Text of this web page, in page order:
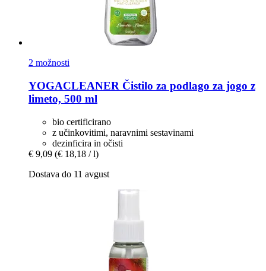
2 možnosti
YOGACLEANER Čistilo za podlago za jogo z
limeto, 500 ml
bio certificirano
z učinkovitimi, naravnimi sestavinami
dezinficira in očisti
€ 9,09 (€ 18,18 / l)
Dostava do 11 avgust